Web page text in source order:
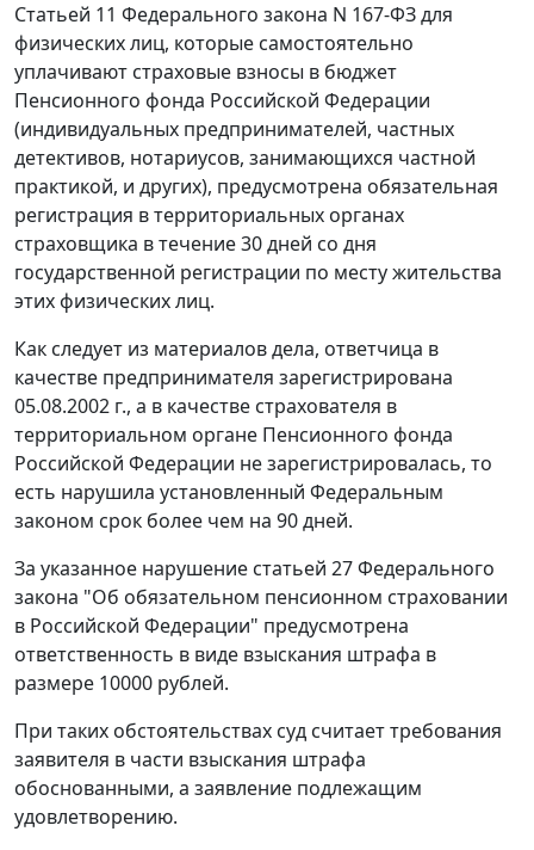
Статьей 11 Федерального закона N 167-ФЗ для
физических лиц, которые самостоятельно
уплачивают страховые взносы в бюджет
Пенсионного фонда Российской Федерации
(индивидуальных предпринимателей, частных
детективов, нотариусов, занимающихся частной
практикой, и других), предусмотрена обязательная
регистрация в территориальных органах
страховщика в течение 30 дней со дня
государственной регистрации по месту жительства
этих физических лиц.
Как следует из материалов дела, ответчица в
качестве предпринимателя зарегистрирована
05.08.2002 г., а в качестве страхователя в
территориальном органе Пенсионного фонда
Российской Федерации не зарегистрировалась, то
есть нарушила установленный Федеральным
законом срок более чем на 90 дней.
За указанное нарушение статьей 27Федерального
закона "Об обязательном пенсионном страховании
в Российской Федерации" предусмотрена
ответственность в виде взыскания штрафа в
размере 10000 рублей.
При таких обстоятельствах суд считает требования
заявителя в части взыскания штрафа
обоснованными, а заявление подлежащим
удовлетворению.